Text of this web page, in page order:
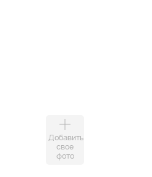
Добавить
свое
фото